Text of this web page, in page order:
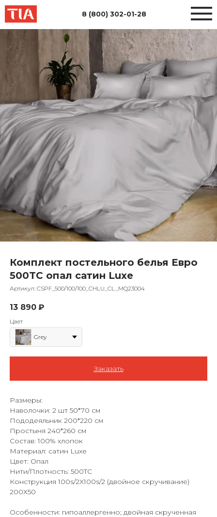
8 (800) 302-01-28
Комплект постельного белья Евро
500TC опал сатин Luxe
Артикул: CSPF_500/100/100_CHLU_CL_MQ23004
13 890 ₽
Цвет
Grey
Заказать
Размеры:
Наволочки: 2 шт 50*70 см
Пододеяльник 200*220 см
Простыня 240*260 см
Состав: 100% хлопок
Материал: сатин Luxe
Цвет: Опал
Нити/Плотность: 500TC
Конструкция 100s/2X100s/2 (двойное скручивание)
200Х50
Особенности: гипоаллергенно; двойная скрученная